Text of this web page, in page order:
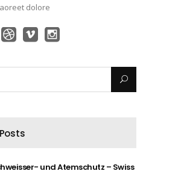
dolore
und Atemschutz – Swiss